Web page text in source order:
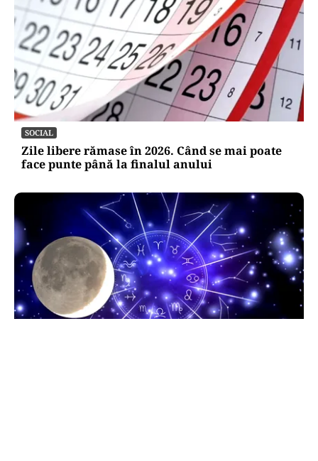
SOCIAL
Zile libere rămase în 2026. Când se mai poate
face punte până la finalul anului